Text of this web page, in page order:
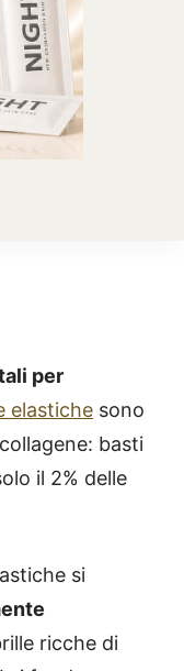
per
elastiche sono
basti
il 2% delle
si
ricche di